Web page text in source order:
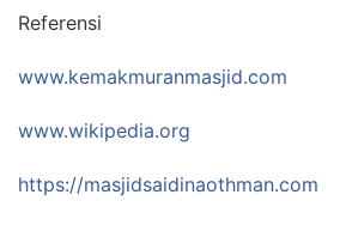
Referensi
www.kemakmuranmasjid.com
www.wikipedia.org
https://masjidsaidinaothman.com